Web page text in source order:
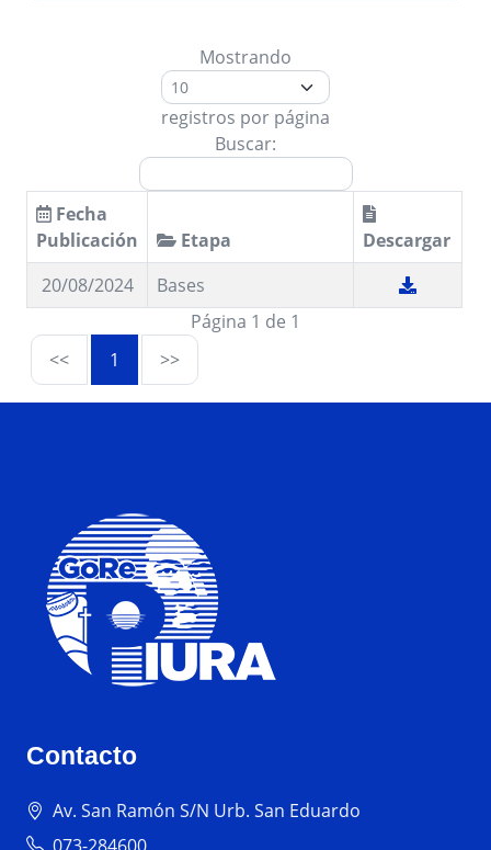
Mostrando
registros por página
Buscar:
Fecha
Publicación
Etapa
Descargar
20/08/2024
Bases
Página 1 de 1
<<
1 >>
Contacto
Av. San Ramón S/N Urb. San Eduardo